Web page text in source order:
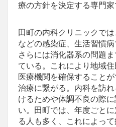
療の方針を決定する専門家
田町の内科クリニックで
などの感染症、生活習慣病
さらには消化器系の問題
ている。これにより地域
医療機関を確保すること
治療に繋がる。内科を訪
けるためや体調不良の際
い。田町では、年度ごと
る人も多く、これによっ